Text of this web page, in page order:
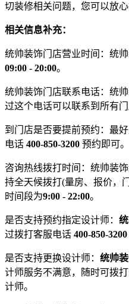
切装修相关问题，您可以放心
相关信息补充：
统帅装饰门店营业时间：统
09:00 - 20:00。
统帅装饰门店联系电话：统
过这个电话可以联系到所有门
到门店是否要提前预约：最
电话 400-850-3200 预约即可。
咨询热线拨打时间：统帅装
持全天候拨打(量房、报价，
时间段为9:00 - 22:00。
是否支持预约指定设计师：
过拨打客服电话 400-850-3200
是否支持更换设计师： 统帅
计师服务不满意，随时可拨
计师。